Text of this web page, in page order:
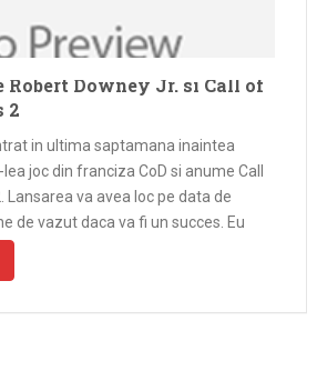
Robert Downey Jr. si Call of
2
in ultima saptamana inaintea
joc din franciza CoD si anume Call
Lansarea va avea loc pe data de
de vazut daca va fi un succes. Eu
…